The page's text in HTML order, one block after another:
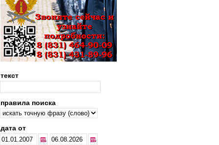
текст
правила поиска
дата от
... ...